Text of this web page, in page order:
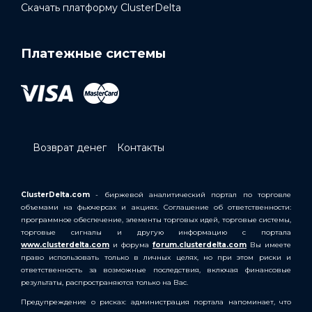
Скачать платформу ClusterDelta
Платежные системы
Возврат денег Контакты
ClusterDelta.com - биржевой аналитический портал по торговле
объемами на фьючерсах и акциях. Соглашение об ответственности:
программное обеспечение, элементы торговых идей, торговые системы,
торговые сигналы и другую информацию с портала
www.clusterdelta.com и форума forum.clusterdelta.com Вы имеете
право использовать только в личных целях, но при этом риски и
ответственность за возможные последствия, включая финансовые
результаты, распространяются только на Вас.
Предупреждение о рисках: администрация портала напоминает, что